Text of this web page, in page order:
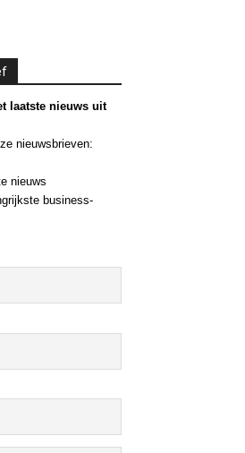
laatste nieuws uit
nieuwsbrieven:
nieuws
business-